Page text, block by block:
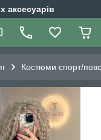
аксесуарів
Костюми спорт/